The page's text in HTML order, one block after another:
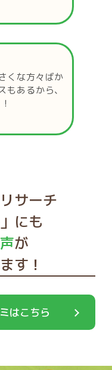
くな方々ばか
もあるから、
サーチ
にも
が
す！
はこちら